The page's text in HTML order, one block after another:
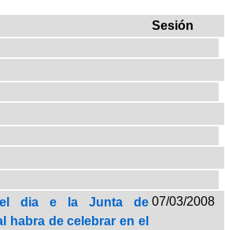
Sesión
dia e la Junta de
habra de celebrar en el
07/03/2008